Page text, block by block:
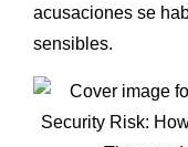
acusaciones se
sensibles.